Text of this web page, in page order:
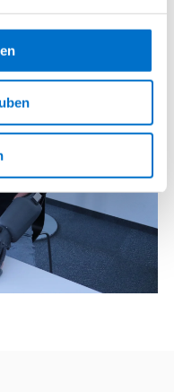
Handorthese
zurückgreifen.